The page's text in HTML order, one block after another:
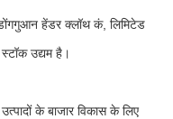
डोंगगुआन हेंडर क्लॉथ कं, लिमिटेड
उद्यम है।
के बाजार विकास के लिए